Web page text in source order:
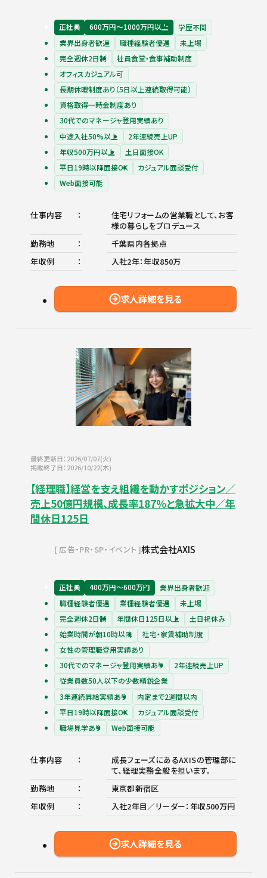
正社員 600万円〜1000万円以上
学歴不問
業界出身者歓迎
職種経験者優遇
未上場
完全週休2日制
社員食堂・食事補助制度
オフィスカジュアル可
長期休暇制度あり（5日以上連続取得可能）
資格取得一時金制度あり
30代でのマネージャ登用実績あり
中途入社50%以上
2年連続売上UP
年収500万円以上
土日面接OK
平日19時以降面接OK
カジュアル面談受付
Web面接可能
仕事内容
住宅リフォームの営業職として、お客
様の暮らしをプロデュース
勤務地
千葉県内各拠点
年収例
入社2年：年収850万
求人詳細を見る
最終更新日：2026/07/07(火)
掲載終了日：2026/10/22(木)
【経理職】経営を支え組織を動かすポジション／
売上50億円規模、成長率187％と急拡大中／年
間休日125日
広告・PR・SP・イベント 株式会社AXIS
正社員 400万円〜600万円
業界出身者歓迎
職種経験者優遇
業種経験者優遇
未上場
完全週休2日制
年間休日125日以上
土日祝休み
始業時間が朝10時以降
社宅・家賃補助制度
女性の管理職登用実績あり
30代でのマネージャ登用実績あり
2年連続売上UP
従業員数50人以下の少数精鋭企業
3年連続昇給実績あり
内定まで2週間以内
平日19時以降面接OK
カジュアル面談受付
職場見学あり
Web面接可能
仕事内容
成長フェーズにあるAXISの管理部に
て、経理実務全般を担います。
勤務地
東京都新宿区
年収例
入社2年目／リーダー：年収500万円
求人詳細を見る